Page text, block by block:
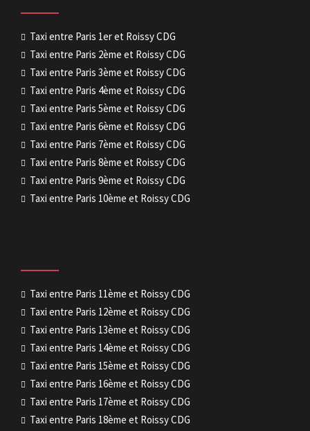
Taxi entre Paris 1er et Roissy CDG
Taxi entre Paris 2ème et Roissy CDG
Taxi entre Paris 3ème et Roissy CDG
Taxi entre Paris 4ème et Roissy CDG
Taxi entre Paris 5ème et Roissy CDG
Taxi entre Paris 6ème et Roissy CDG
Taxi entre Paris 7ème et Roissy CDG
Taxi entre Paris 8ème et Roissy CDG
Taxi entre Paris 9ème et Roissy CDG
Taxi entre Paris 10ème et Roissy CDG
Taxi entre Paris 11ème et Roissy CDG
Taxi entre Paris 12ème et Roissy CDG
Taxi entre Paris 13ème et Roissy CDG
Taxi entre Paris 14ème et Roissy CDG
Taxi entre Paris 15ème et Roissy CDG
Taxi entre Paris 16ème et Roissy CDG
Taxi entre Paris 17ème et Roissy CDG
Taxi entre Paris 18ème et Roissy CDG